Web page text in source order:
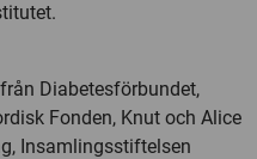
Diabetesförbundet,
Fonden, Knut och Alice
Insamlingsstiftelsen